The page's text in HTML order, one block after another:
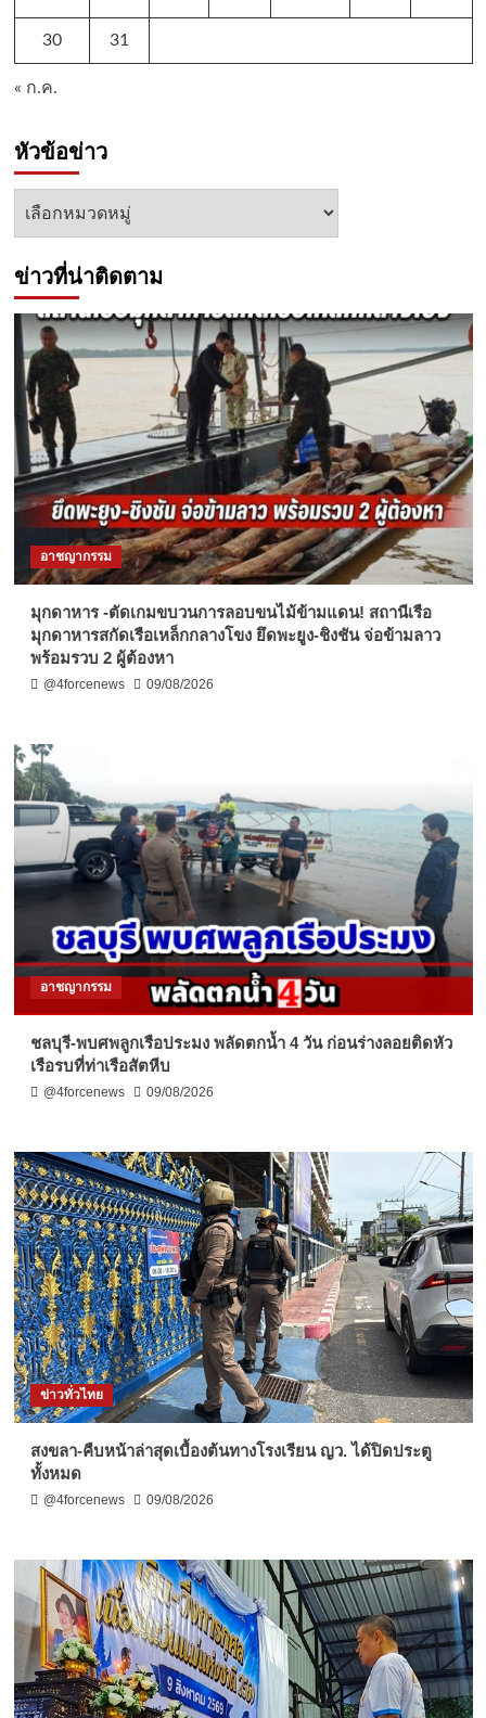
30 31
« ก.ค.
หัวข้อข่าว
หัวข้อ
ข่าวที่น่าติดตาม
อาชญากรรม
มุกดาหาร -ตัดเกมขบวนการลอบขนไม้ข้ามแดน! สถานีเรือ
มุกดาหารสกัดเรือเหล็กกลางโขง ยึดพะยูง-ชิงชัน จ่อข้ามลาว
พร้อมรวบ 2 ผู้ต้องหา
@4forcenews 09/08/2026
อาชญากรรม
ชลบุรี-พบศพลูกเรือประมง พลัดตกน้ำ 4 วัน ก่อนร่างลอยติดหัว
เรือรบที่ท่าเรือสัตหีบ
@4forcenews 09/08/2026
ข่าวทั่วไทย
สงขลา-คืบหน้าล่าสุดเบื้องต้นทางโรงเรียน ญว. ได้ปิดประตู
ทั้งหมด
@4forcenews 09/08/2026